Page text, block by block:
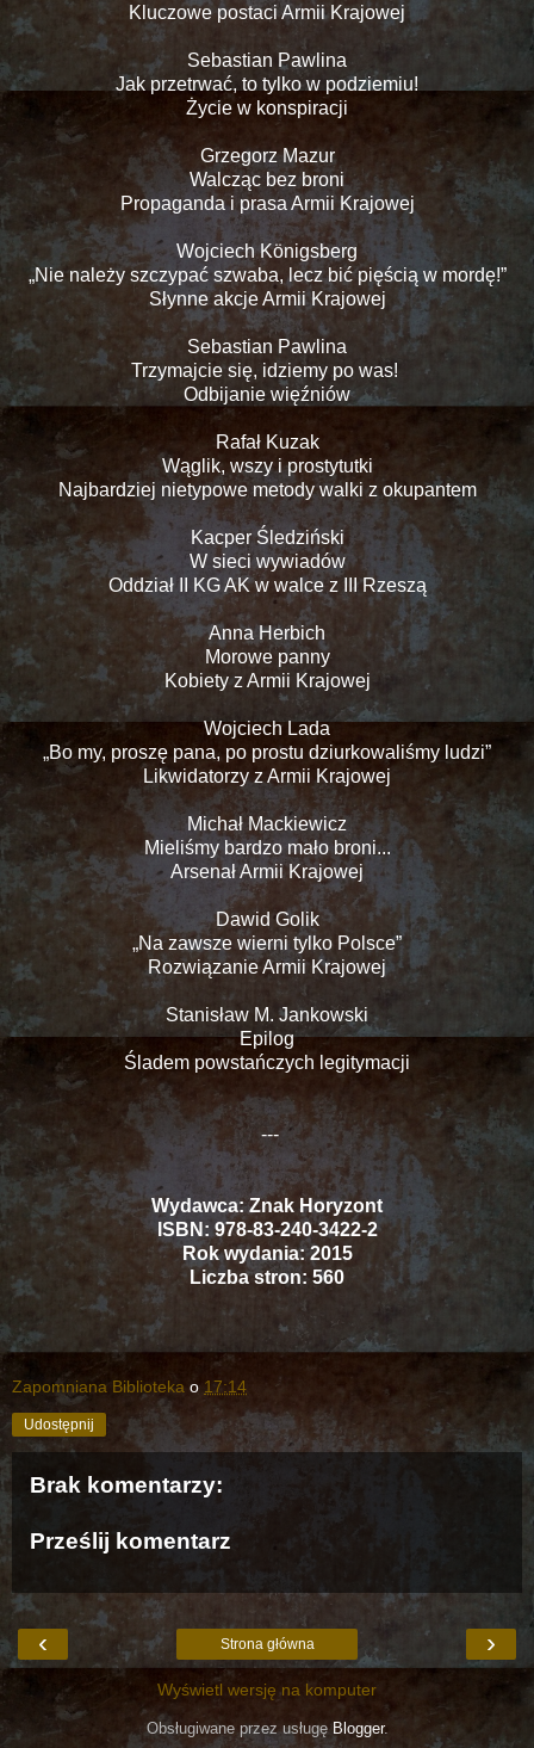
Kluczowe postaci Armii Krajowej
Sebastian Pawlina
Jak przetrwać, to tylko w podziemiu!
Życie w konspiracji
Grzegorz Mazur
Walcząc bez broni
Propaganda i prasa Armii Krajowej
Wojciech Königsberg
„Nie należy szczypać szwaba, lecz bić pięścią w mordę!”
Słynne akcje Armii Krajowej
Sebastian Pawlina
Trzymajcie się, idziemy po was!
Odbijanie więźniów
Rafał Kuzak
Wąglik, wszy i prostytutki
Najbardziej nietypowe metody walki z okupantem
Kacper Śledziński
W sieci wywiadów
Oddział II KG AK w walce z III Rzeszą
Anna Herbich
Morowe panny
Kobiety z Armii Krajowej
Wojciech Lada
„Bo my, proszę pana, po prostu dziurkowaliśmy ludzi”
Likwidatorzy z Armii Krajowej
Michał Mackiewicz
Mieliśmy bardzo mało broni...
Arsenał Armii Krajowej
Dawid Golik
„Na zawsze wierni tylko Polsce”
Rozwiązanie Armii Krajowej
Stanisław M. Jankowski
Epilog
Śladem powstańczych legitymacji
---
Wydawca: Znak Horyzont
ISBN: 978-83-240-3422-2
Rok wydania: 2015
Liczba stron: 560
Zapomniana Biblioteka o 17:14
Udostępnij
Brak komentarzy:
Prześlij komentarz
‹ ›
Strona główna
Wyświetl wersję na komputer
Obsługiwane przez usługę Blogger.